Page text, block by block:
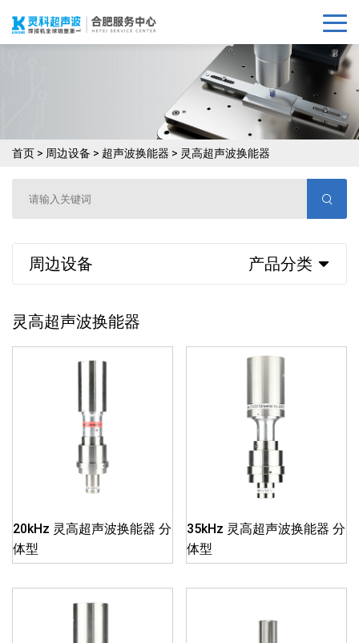
首页 > 周边设备 > 超声波换能器 > 灵高超声波换能器
周边设备 产品分类
灵高超声波换能器
20kHz 灵高超声波换能器 分
体型
35kHz 灵高超声波换能器 分
体型